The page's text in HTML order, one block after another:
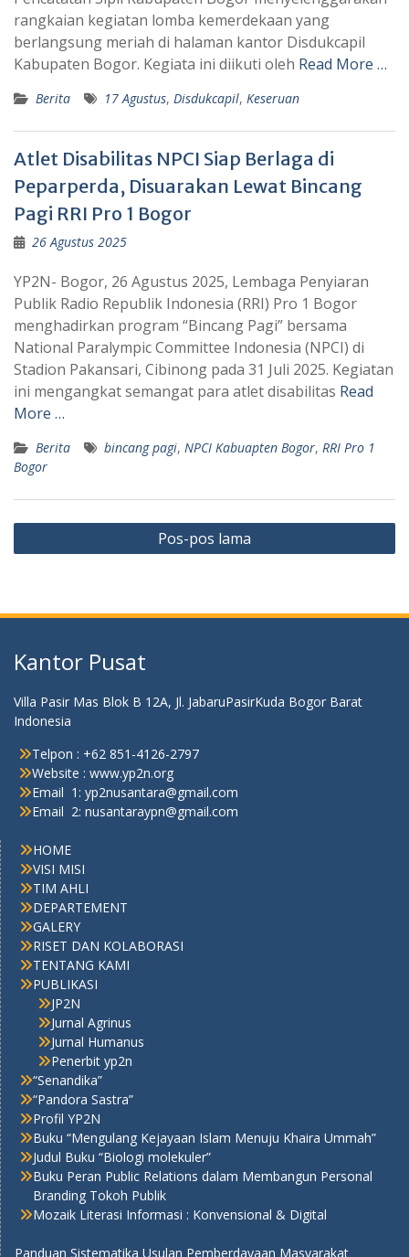
rangkaian kegiatan lomba kemerdekaan yang
berlangsung meriah di halaman kantor Disdukcapil
Kabupaten Bogor. Kegiata ini diikuti oleh Read More …
Berita 17 Agustus, Disdukcapil, Keseruan
Atlet Disabilitas NPCI Siap Berlaga di
Peparperda, Disuarakan Lewat Bincang
Pagi RRI Pro 1 Bogor
26 Agustus 2025
YP2N- Bogor, 26 Agustus 2025, Lembaga Penyiaran
Publik Radio Republik Indonesia (RRI) Pro 1 Bogor
menghadirkan program “Bincang Pagi” bersama
National Paralympic Committee Indonesia (NPCI) di
Stadion Pakansari, Cibinong pada 31 Juli 2025. Kegiatan
ini mengangkat semangat para atlet disabilitas Read
More …
Berita bincang pagi, NPCI Kabuapten Bogor, RRI Pro 1
Bogor
Navigasi
pos
Pos-pos lama
Kantor Pusat
Villa Pasir Mas Blok B 12A, Jl. JabaruPasirKuda Bogor Barat
Indonesia
Telpon : +62 851-4126-2797
Website : www.yp2n.org
Email 1: yp2nusantara@gmail.com
Email 2: nusantaraypn@gmail.com
HOME
VISI MISI
TIM AHLI
DEPARTEMENT
GALERY
RISET DAN KOLABORASI
TENTANG KAMI
PUBLIKASI
JP2N
Jurnal Agrinus
Jurnal Humanus
Penerbit yp2n
“Senandika”
“Pandora Sastra”
Profil YP2N
Buku “Mengulang Kejayaan Islam Menuju Khaira Ummah”
Judul Buku “Biologi molekuler”
Buku Peran Public Relations dalam Membangun Personal
Branding Tokoh Publik
Mozaik Literasi Informasi : Konvensional & Digital
Panduan Sistematika Usulan Pemberdayaan Masyarakat